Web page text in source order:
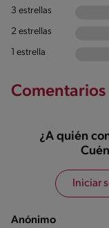
3 estrellas
2 estrellas
1 estrella
Comentarios
¿A quién
Iniciar
Anónimo